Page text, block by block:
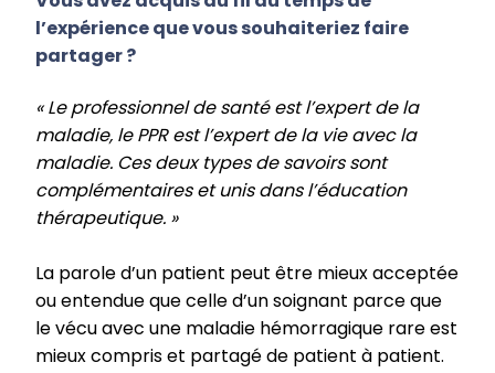
l’expérience que vous souhaiteriez faire
partager ?
« Le professionnel de santé est l’expert de la
maladie, le PPR est l’expert de la vie avec la
maladie. Ces deux types de savoirs sont
complémentaires et unis dans l’éducation
thérapeutique. »
La parole d’un patient peut être mieux acceptée
ou entendue que celle d’un soignant parce que
le vécu avec une maladie hémorragique rare est
mieux compris et partagé de patient à patient.